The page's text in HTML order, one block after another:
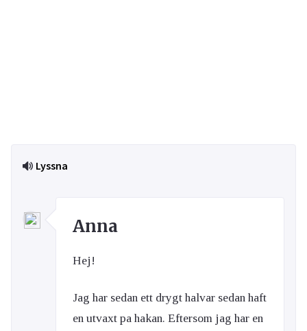
Lyssna
Anna
Hej!
Jag har sedan ett drygt halvar sedan haft
en utvaxt pa hakan. Eftersom jag har en